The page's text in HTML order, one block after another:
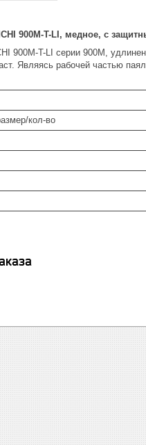
900M-T-LI, медное, с
900M-T-LI серии 900М,
Являясь рабочей частью
кол-во